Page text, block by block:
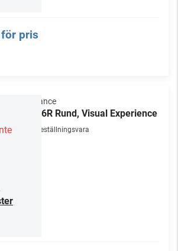
pris
Sonance
VX66R Rund, Visual Experience
Beställningsvara